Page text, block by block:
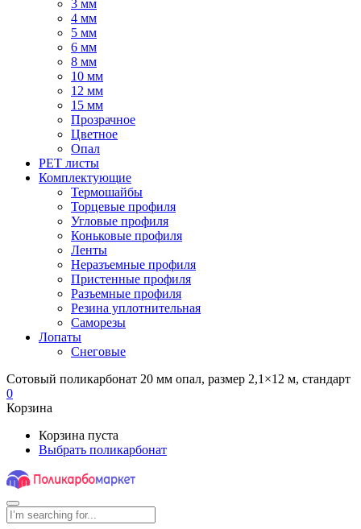
3 мм
4 мм
5 мм
6 мм
8 мм
10 мм
12 мм
15 мм
Прозрачное
Цветное
Опал
PET листы
Комплектующие
Термошайбы
Торцевые профиля
Угловые профиля
Коньковые профиля
Ленты
Неразъемные профиля
Пристенные профиля
Разъемные профиля
Резина уплотнительная
Саморезы
Лопаты
Снеговые
Сотовый поликарбонат 20 мм опал, размер 2,1×12 м, стандарт
0
Корзина
Корзина пуста
Выбрать поликарбонат